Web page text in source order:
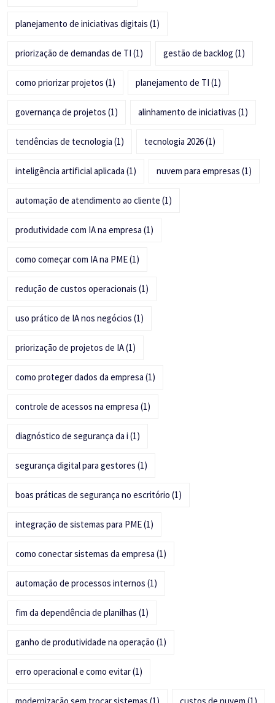
planejamento de iniciativas digitais (1)
priorização de demandas de TI (1) gestão de backlog (1)
como priorizar projetos (1) planejamento de TI (1)
governança de projetos (1) alinhamento de iniciativas (1)
tendências de tecnologia (1) tecnologia 2026(1)
inteligência artificial aplicada (1) nuvem para empresas (1)
automação de atendimento ao cliente (1)
produtividade com IA na empresa (1)
como começar com IA na PME(1)
redução de custos operacionais (1)
uso prático de IA nos negócios (1)
priorização de projetos de IA(1)
como proteger dados da empresa (1)
controle de acessos na empresa (1)
diagnóstico de segurança da i (1)
segurança digital para gestores (1)
boas práticas de segurança no escritório (1)
integração de sistemas para PME(1)
como conectar sistemas da empresa (1)
automação de processos internos (1)
fim da dependência de planilhas (1)
ganho de produtividade na operação (1)
erro operacional e como evitar(1)